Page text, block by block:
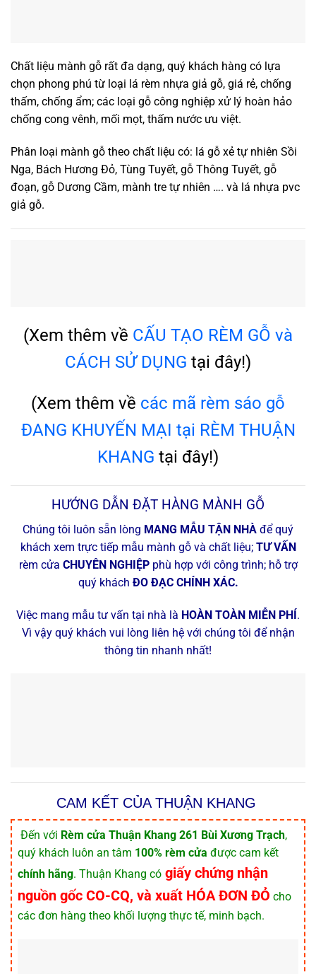
Chất liệu mành gỗ rất đa dạng, quý khách hàng có lựa
chọn phong phú từ loại lá rèm nhựa giả gỗ, giá rẻ, chống
thấm, chống ẩm; các loại gỗ công nghiệp xử lý hoàn hảo
chống cong vênh, mối mọt, thấm nước ưu việt.
Phân loại mành gỗ theo chất liệu có: lá gỗ xẻ tự nhiên Sồi
Nga, Bách Hương Đỏ, Tùng Tuyết, gỗ Thông Tuyết, gỗ
đoạn, gỗ Dương Cầm, mành tre tự nhiên …. và lá nhựa pvc
giả gỗ.
(Xem thêm về CẤU TẠO RÈM GỖ và
CÁCH SỬ DỤNG tại đây!)
(Xem thêm về các mã rèm sáo gỗ
ĐANG KHUYẾN MẠI tại RÈM THUẬN
KHANG tại đây!)
HƯỚNG DẪN ĐẶT HÀNG MÀNH GỖ
Chúng tôi luôn sẵn lòng MANG MẪU TẬN NHÀ để quý
khách xem trực tiếp mẫu mành gỗ và chất liệu; TƯ VẤN
rèm cửa CHUYÊN NGHIỆPphù hợp với công trình; hỗ trợ
quý khách ĐO ĐẠC CHÍNH XÁC.
Việc mang mẫu tư vấn tại nhà là HOÀN TOÀN MIỄN PHÍ.
Vì vậy quý khách vui lòng liên hệ với chúng tôi để nhận
thông tin nhanh nhất!
CAM KẾT CỦA THUẬN KHANG
️ Đến với Rèm cửa Thuận Khang 261 Bùi Xương Trạch,
quý khách luôn an tâm 100% rèm cửa được cam kết
chính hãng. Thuận Khang có giấy chứng nhận
nguồn gốc CO-CQ, và xuất HÓA ĐƠN ĐỎ cho
các đơn hàng theo khối lượng thực tế, minh bạch.